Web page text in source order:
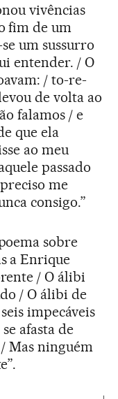
vivências
fim de um
um sussurro
entender. / O
/ to-re-
de volta ao
falamos / e
que ela
ao meu
passado
me
consigo.”
sobre
a Enrique
/ O álibi
/ O álibi de
impecáveis
afasta de
Mas ninguém